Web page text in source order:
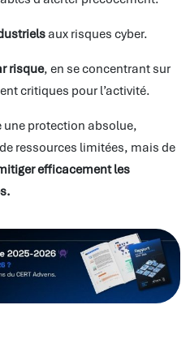
aux risques cyber.
risque, en se concentrant sur
critiques pour l’activité.
une protection absolue,
ressources limitées, mais de
efficacement les